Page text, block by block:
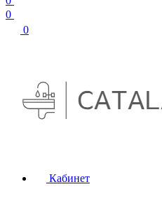
0
0
Кабинет